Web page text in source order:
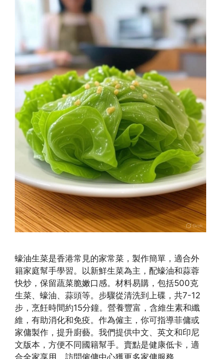
蠔油生菜是香港常見的家常菜，製作簡單，適合外
籍家庭幫手學習。以新鮮生菜為主，配蠔油和蒜蓉
快炒，保留蔬菜脆嫩口感。材料易購，包括500克
生菜、蠔油、蒜頭等。步驟從清洗到上碟，共7-12
步，烹飪時間約15分鐘。營養豐富，含維生素和纖
維，有助消化和免疫。作為僱主，你可指導菲傭或
家傭製作，提升廚藝。我們提供中文、英文和印尼
文版本，方便不同國籍幫手。賣點是健康低卡，適